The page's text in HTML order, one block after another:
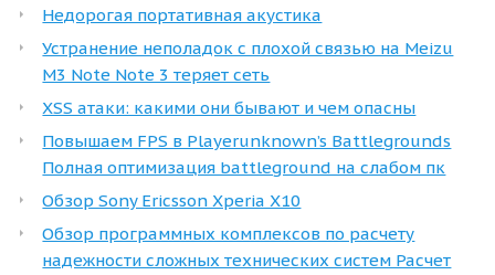
Недорогая портативная акустика
Устранение неполадок с плохой связью на Meizu
M3 Note Note 3 теряет сеть
XSS атаки: какими они бывают и чем опасны
Повышаем FPS в Playerunknown’s Battlegrounds
Полная оптимизация battleground на слабом пк
Обзор Sony Ericsson Xperia X10
Обзор программных комплексов по расчету
надежности сложных технических систем Расчет